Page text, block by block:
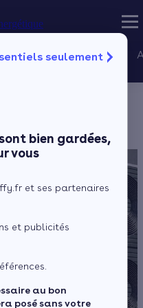
seulement
bien gardées,
vous
et ses partenaires
et publicités
au bon
posé sans votre
Presse
Nos services